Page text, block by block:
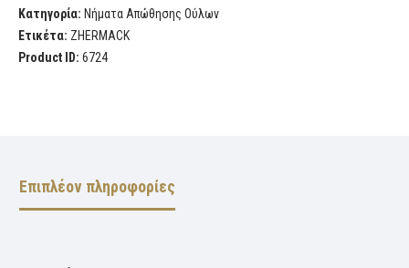
Κατηγορία: Νήματα Απώθησης Ούλων
Ετικέτα: ZHERMACK
Product ID: 6724
Επιπλέον πληροφορίες